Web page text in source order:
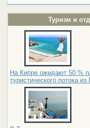
Туризм и
На Кипре ожидают 50 %
туристического потока из